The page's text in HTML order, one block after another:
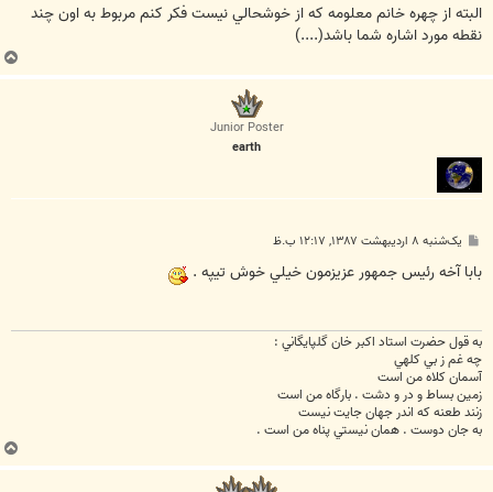
البته از چهره خانم معلومه که از خوشحالي نيست فکر کنم مربوط به اون چند
نقطه مورد اشاره شما باشد(....)
Junior Poster
earth
ت
یک‌شنبه ۸ اردیبهشت ۱۳۸۷, ۱۲:۱۷ ب.ظ
بابا آخه رئيس جمهور عزيزمون خيلي خوش تيپه .
به قول حضرت استاد اکبر خان گلپايگاني :
چه غم ز بي کلهي
آسمان کلاه من است
زمين بساط و در و دشت . بارگاه من است
زنند طعنه که اندر جهان جايت نيست
به جان دوست . همان نيستي پناه من است .